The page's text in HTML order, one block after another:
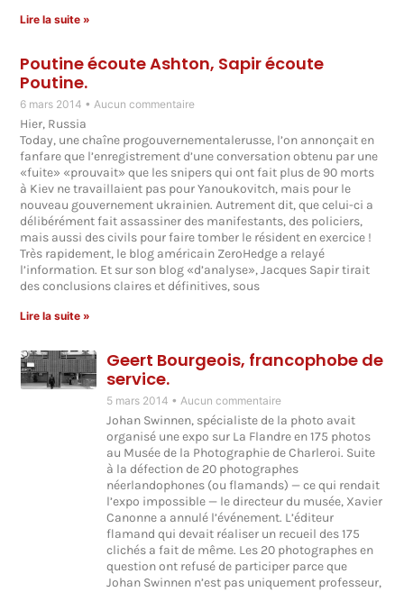
Lire la suite »
Poutine écoute Ashton, Sapir écoute
Poutine.
6 mars 2014 Aucun commentaire
Hier, Russia
Today, une chaîne progouvernementalerusse, l’on annonçait en
fanfare que l’enregistrement d’une conversation obtenu par une
«fuite» «prouvait» que les snipers qui ont fait plus de 90 morts
à Kiev ne travaillaient pas pour Yanoukovitch, mais pour le
nouveau gouvernement ukrainien. Autrement dit, que celui-ci a
délibérément fait assassiner des manifestants, des policiers,
mais aussi des civils pour faire tomber le résident en exercice !
Très rapidement, le blog américain ZeroHedge a relayé
l’information. Et sur son blog «d’analyse», Jacques Sapir tirait
des conclusions claires et définitives, sous
Lire la suite »
Geert Bourgeois, francophobe de
service.
5 mars 2014 Aucun commentaire
Johan Swinnen, spécialiste de la photo avait
organisé une expo sur La Flandre en 175 photos
au Musée de la Photographie de Charleroi. Suite
à la défection de 20 photographes
néerlandophones (ou flamands) — ce qui rendait
l’expo impossible — le directeur du musée, Xavier
Canonne a annulé l’événement. L’éditeur
flamand qui devait réaliser un recueil des 175
clichés a fait de même. Les 20 photographes en
question ont refusé de participer parce que
Johan Swinnen n’est pas uniquement professeur,